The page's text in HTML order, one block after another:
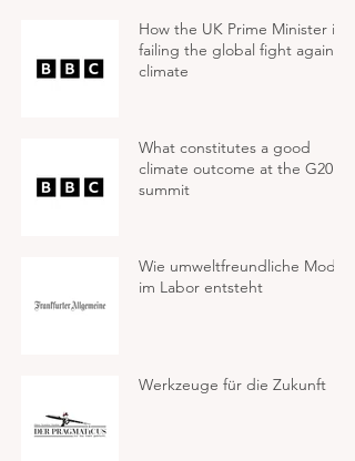
How the UK Prime Minister is
failing the global fight against
climate
What constitutes a good
climate outcome at the G20
summit
Wie umweltfreundliche Mode
im Labor entsteht
Werkzeuge für die Zukunft